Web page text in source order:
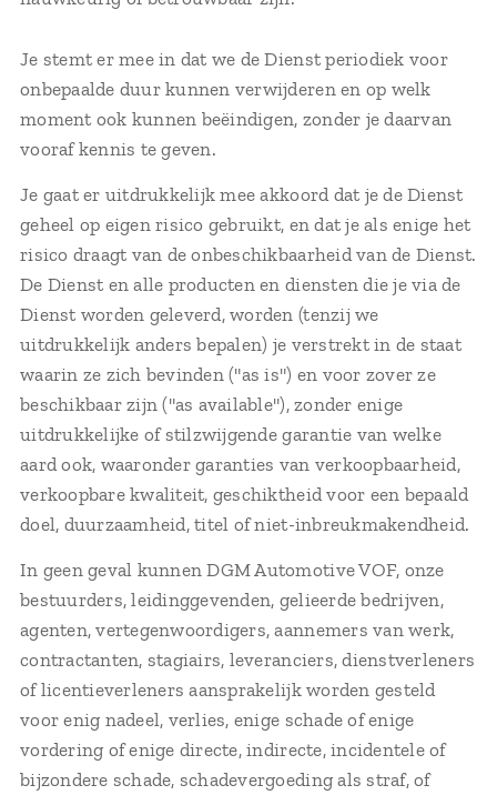
Je stemt er mee in dat we de Dienst periodiek voor
onbepaalde duur kunnen verwijderen en op welk
moment ook kunnen beëindigen, zonder je daarvan
vooraf kennis te geven.
Je gaat er uitdrukkelijk mee akkoord dat je de Dienst
geheel op eigen risico gebruikt, en dat je als enige het
risico draagt van de onbeschikbaarheid van de Dienst.
De Dienst en alle producten en diensten die je via de
Dienst worden geleverd, worden (tenzij we
uitdrukkelijk anders bepalen) je verstrekt in de staat
waarin ze zich bevinden ("as is") en voor zover ze
beschikbaar zijn ("as available"), zonder enige
uitdrukkelijke of stilzwijgende garantie van welke
aard ook, waaronder garanties van verkoopbaarheid,
verkoopbare kwaliteit, geschiktheid voor een bepaald
doel, duurzaamheid, titel of niet-inbreukmakendheid.
In geen geval kunnen DGM Automotive VOF, onze
bestuurders, leidinggevenden, gelieerde bedrijven,
agenten, vertegenwoordigers, aannemers van werk,
contractanten, stagiairs, leveranciers, dienstverleners
of licentieverleners aansprakelijk worden gesteld
voor enig nadeel, verlies, enige schade of enige
vordering of enige directe, indirecte, incidentele of
bijzondere schade, schadevergoeding als straf, of